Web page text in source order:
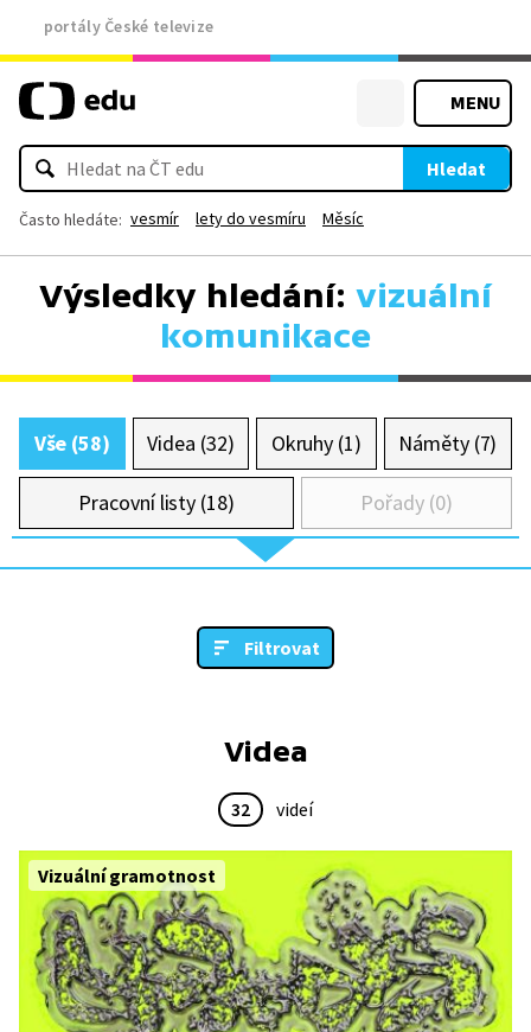
portály České televize
MENU
Hledat
Často hledáte: vesmír lety do vesmíru Měsíc
Výsledky hledání: vizuální
komunikace
Vše (58) Videa (32) Okruhy (1) Náměty (7)
Pracovní listy (18) Pořady (0)
Filtrovat
Videa
32 videí
Vizuální gramotnost